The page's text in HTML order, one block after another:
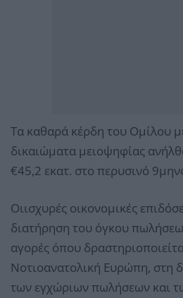
Tα καθαρά κέρδη του Ομίλου
δικαιώματα μειοψηφίας
€45,2 εκατ. στο περυσινό
Οιισχυρές οικονομικές
διατήρηση του όγκου
αγορές όπου
Νοτιοανατολική Ευρώπη, στη
των εγχώριων πωλήσεων και